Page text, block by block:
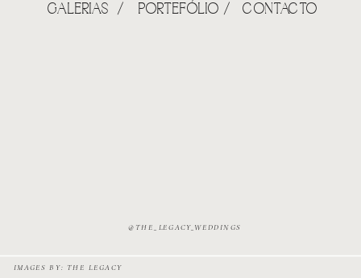
GALERIAS / PORTEFÓLIO / CONTACTO
IMAGES BY: THE LEGACY
@THE_LEGACY_WEDDINGS